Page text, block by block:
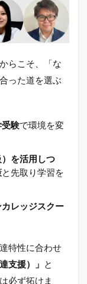
らこそ、「な
った道を選ぶ
受験で環境を変
を活用しつ
と先取り学習を
レッジスクー
特性に合わせ
支援）」
と
必ず拓けま